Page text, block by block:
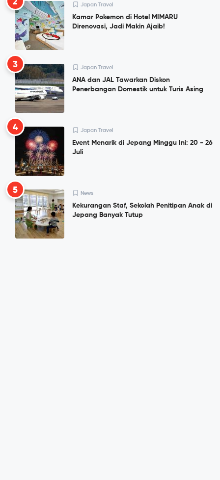
2 Japan Travel
Kamar Pokemon di Hotel MIMARU
Direnovasi, Jadi Makin Ajaib!
3 Japan Travel
ANA dan JAL Tawarkan Diskon
Penerbangan Domestik untuk Turis Asing
4 Japan Travel
Event Menarik di Jepang Minggu Ini: 20 - 26
Juli
5 News
Kekurangan Staf, Sekolah Penitipan Anak di
Jepang Banyak Tutup